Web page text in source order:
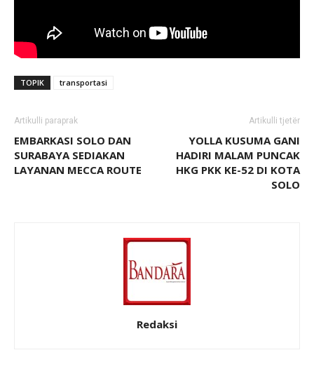
TOPIK transportasi
Artikulli paraprak
EMBARKASI SOLO DAN
SURABAYA SEDIAKAN
LAYANAN MECCA ROUTE
Artikulli tjetër
YOLLA KUSUMA GANI
HADIRI MALAM PUNCAK
HKG PKK KE-52 DI KOTA
SOLO
Redaksi